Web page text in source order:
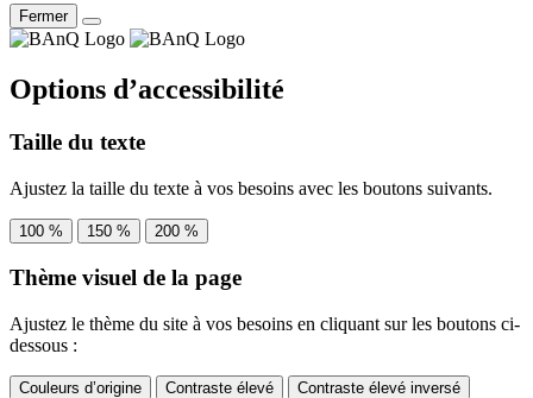
Fermer
Options d’accessibilité
Taille du texte
Ajustez la taille du texte à vos besoins avec les boutons suivants.
100 % 150 % 200 %
Thème visuel de la page
Ajustez le thème du site à vos besoins en cliquant sur les boutons ci-
dessous :
Couleurs d’origine Contraste élevé Contraste élevé inversé